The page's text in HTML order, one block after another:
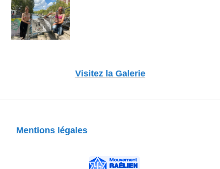
Visitez la Galerie
Mentions légales